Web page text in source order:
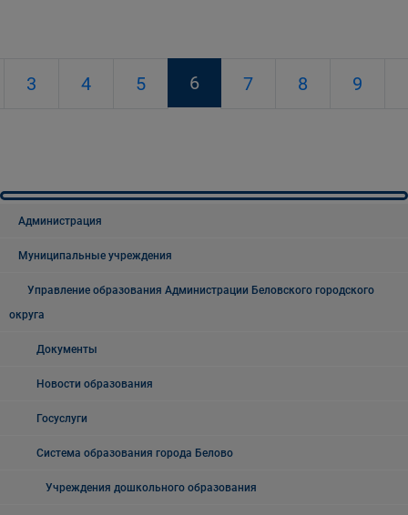
3 4 5 6 7 8 9
Администрация
Муниципальные учреждения
Управление образования Администрации Беловского городского
округа
Документы
Новости образования
Госуслуги
Система образования города Белово
Учреждения дошкольного образования